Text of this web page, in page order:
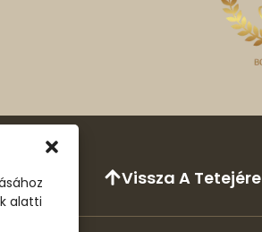
alatti
Vissza A Tetejére